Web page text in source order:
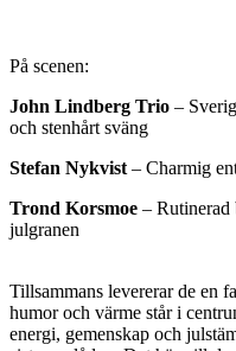
På scenen:
John Lindberg Trio –
och stenhårt sväng
Stefan Nykvist – Charmig
Trond Korsmoe – Rutinerad
julgranen
Tillsammans levererar de en
humor och värme står i
energi, gemenskap och